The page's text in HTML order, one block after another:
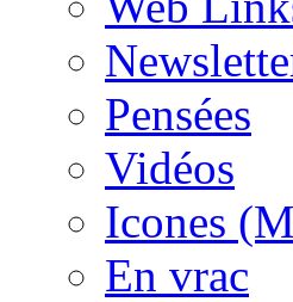
Pensées
Vidéos
Icones
En vrac